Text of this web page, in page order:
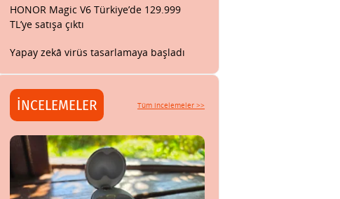
HONOR Magic V6 Türkiye’de 129.999
TL’ye satışa çıktı
Yapay zekâ virüs tasarlamaya başladı
İNCELEMELER Tüm incelemeler >>